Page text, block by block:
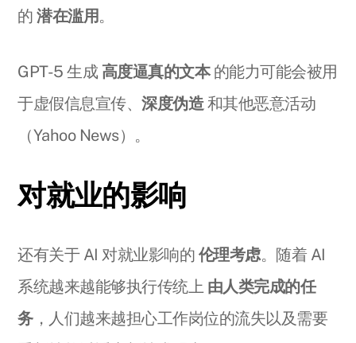
的潜在滥用。
GPT-5 生成 高度逼真的文本的能力可能会被用
于虚假信息宣传、深度伪造和其他恶意活动
（Yahoo News）。
对就业的影响
还有关于 AI 对就业影响的 伦理考虑。随着 AI
系统越来越能够执行传统上 由人类完成的任
务，人们越来越担心工作岗位的流失以及需要